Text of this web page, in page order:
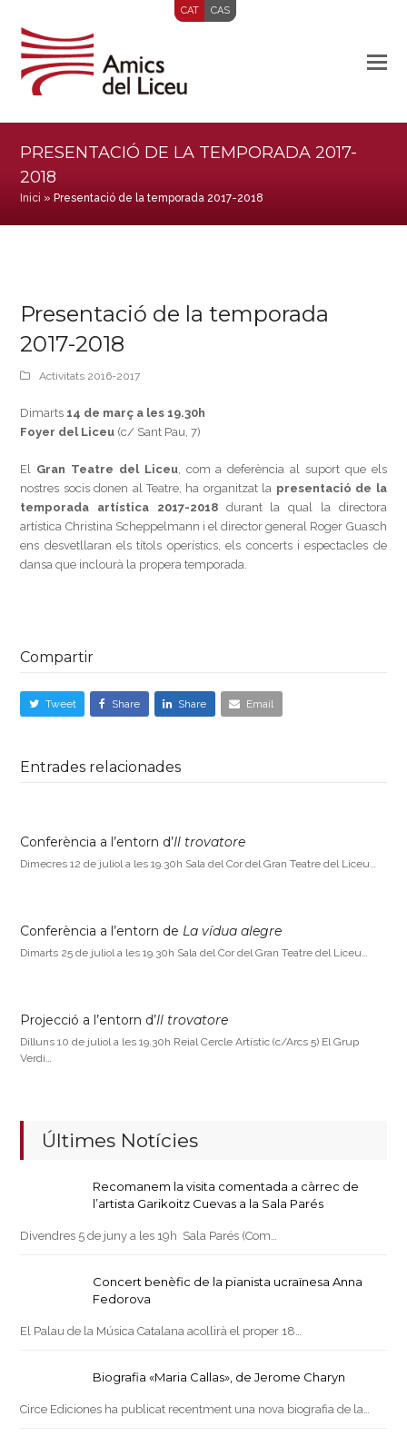
CAT CAS
PRESENTACIÓ DE LA TEMPORADA 2017-
2018
Inici » Presentació de la temporada 2017-2018
Presentació de la temporada
2017-2018
Activitats 2016-2017
Dimarts 14 de març a les 19.30h
Foyer del Liceu (c/ Sant Pau, 7)
El Gran Teatre del Liceu, com a deferència al suport que els
nostres socis donen al Teatre, ha organitzat la presentació de la
temporada artística 2017-2018 durant la qual la directora
artística Christina Scheppelmann i el director general Roger Guasch
ens desvetllaran els títols operístics, els concerts i espectacles de
dansa que inclourà la propera temporada.
Compartir
Tweet Share Share Email
Entrades relacionades
Conferència a l’entorn d’Il trovatore
Dimecres 12 de juliol a les 19.30h Sala del Cor del Gran Teatre del Liceu…
Conferència a l’entorn de La vídua alegre
Dimarts 25 de juliol a les 19.30h Sala del Cor del Gran Teatre del Liceu…
Projecció a l’entorn d’Il trovatore
Dilluns 10 de juliol a les 19.30h Reial Cercle Artístic (c/Arcs 5) El Grup
Verdi…
Últimes Notícies
Recomanem la visita comentada a càrrec de
l’artista Garikoitz Cuevas a la Sala Parés
Divendres 5 de juny a les 19h Sala Parés (Com…
Concert benèfic de la pianista ucraïnesa Anna
Fedorova
El Palau de la Música Catalana acollirà el proper 18…
Biografia «Maria Callas», de Jerome Charyn
Circe Ediciones ha publicat recentment una nova biografia de la…